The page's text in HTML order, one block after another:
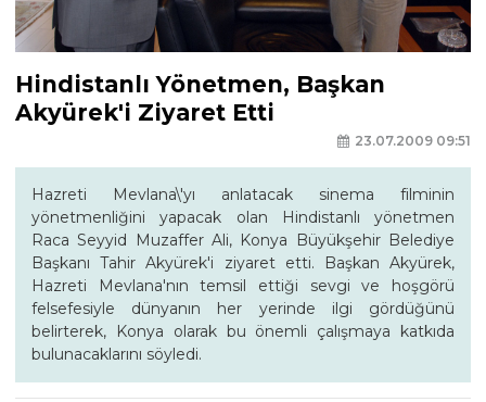
Hindistanlı Yönetmen, Başkan
Akyürek'i Ziyaret Etti
23.07.2009 09:51
Hazreti Mevlana\'yı anlatacak sinema filminin
yönetmenliğini yapacak olan Hindistanlı yönetmen
Raca Seyyid Muzaffer Ali, Konya Büyükşehir Belediye
Başkanı Tahir Akyürek'i ziyaret etti. Başkan Akyürek,
Hazreti Mevlana'nın temsil ettiği sevgi ve hoşgörü
felsefesiyle dünyanın her yerinde ilgi gördüğünü
belirterek, Konya olarak bu önemli çalışmaya katkıda
bulunacaklarını söyledi.